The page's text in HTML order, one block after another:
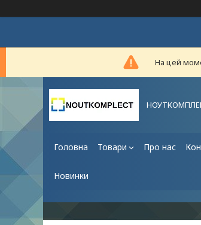
На цей
Головна Товари Про нас
Новинки